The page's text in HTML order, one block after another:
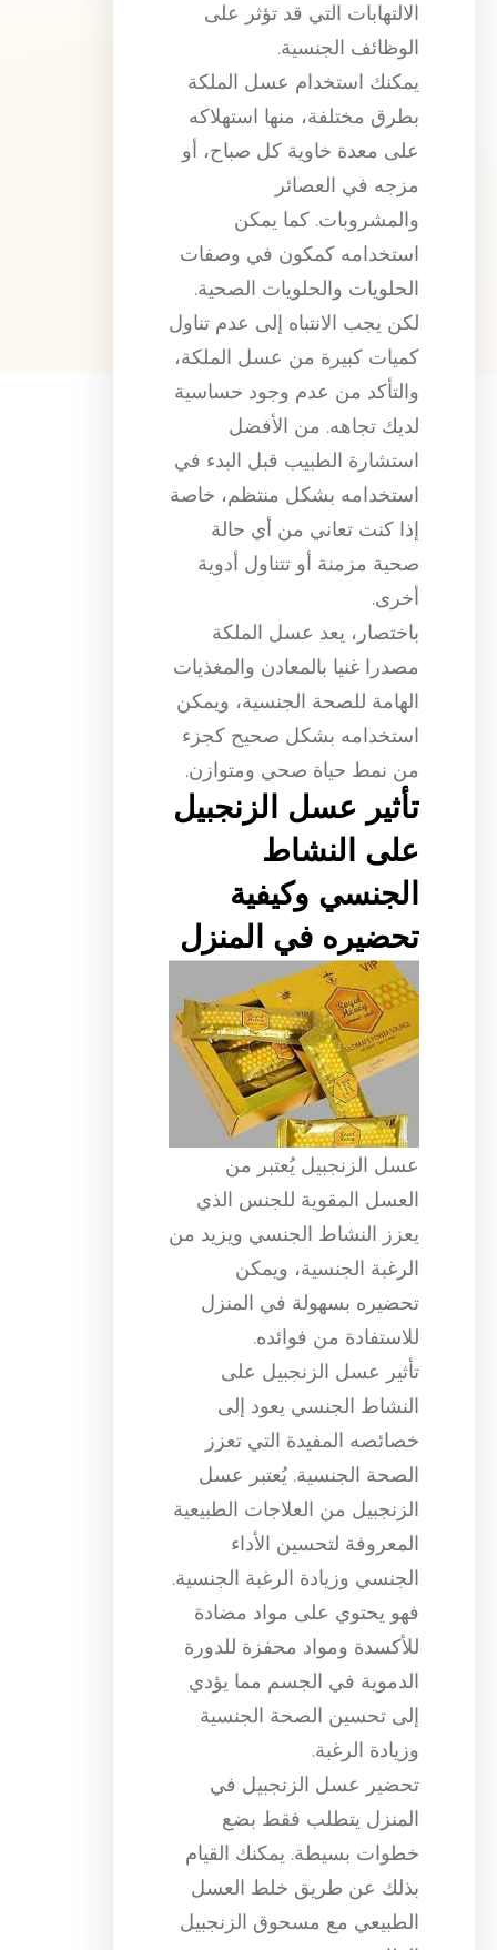
الالتهابات التي قد تؤثر على
الوظائف الجنسية.
يمكنك استخدام عسل الملكة
بطرق مختلفة، منها استهلاكه
على معدة خاوية كل صباح، أو
مزجه في العصائر
والمشروبات. كما يمكن
استخدامه كمكون في وصفات
الحلويات والحلويات الصحية.
لكن يجب الانتباه إلى عدم تناول
كميات كبيرة من عسل الملكة،
والتأكد من عدم وجود حساسية
لديك تجاهه. من الأفضل
استشارة الطبيب قبل البدء في
استخدامه بشكل منتظم، خاصة
إذا كنت تعاني من أي حالة
صحية مزمنة أو تتناول أدوية
أخرى.
باختصار، يعد عسل الملكة
مصدرا غنيا بالمعادن والمغذيات
الهامة للصحة الجنسية، ويمكن
استخدامه بشكل صحيح كجزء
من نمط حياة صحي ومتوازن.
تأثير عسل الزنجبيل
على النشاط
الجنسي وكيفية
تحضيره في المنزل
عسل الزنجبيل يُعتبر من
العسل المقوية للجنس الذي
يعزز النشاط الجنسي ويزيد من
الرغبة الجنسية، ويمكن
تحضيره بسهولة في المنزل
للاستفادة من فوائده.
تأثير عسل الزنجبيل على
النشاط الجنسي يعود إلى
خصائصه المفيدة التي تعزز
الصحة الجنسية. يُعتبر عسل
الزنجبيل من العلاجات الطبيعية
المعروفة لتحسين الأداء
الجنسي وزيادة الرغبة الجنسية.
فهو يحتوي على مواد مضادة
للأكسدة ومواد محفزة للدورة
الدموية في الجسم مما يؤدي
إلى تحسين الصحة الجنسية
وزيادة الرغبة.
تحضير عسل الزنجبيل في
المنزل يتطلب فقط بضع
خطوات بسيطة. يمكنك القيام
بذلك عن طريق خلط العسل
الطبيعي مع مسحوق الزنجبيل